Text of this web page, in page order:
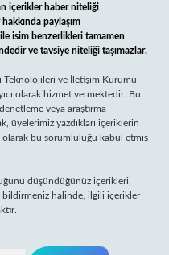
içerikler haber niteliği
paylaşım
isim benzerlikleri tamamen
ve tavsiye niteliği taşımazlar.
Teknolojileri ve İletişim Kurumu
olarak hizmet vermektedir. Bu
veya araştırma
üyelerimiz yazdıkları içeriklerin
bu sorumluluğu kabul etmiş
düşündüğünüz içerikleri,
bildirmeniz halinde, ilgili içerikler